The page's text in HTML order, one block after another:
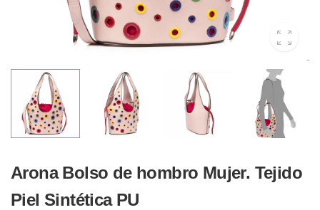
Arona Bolso de hombro Mujer. Tejido
Piel Sintética PU